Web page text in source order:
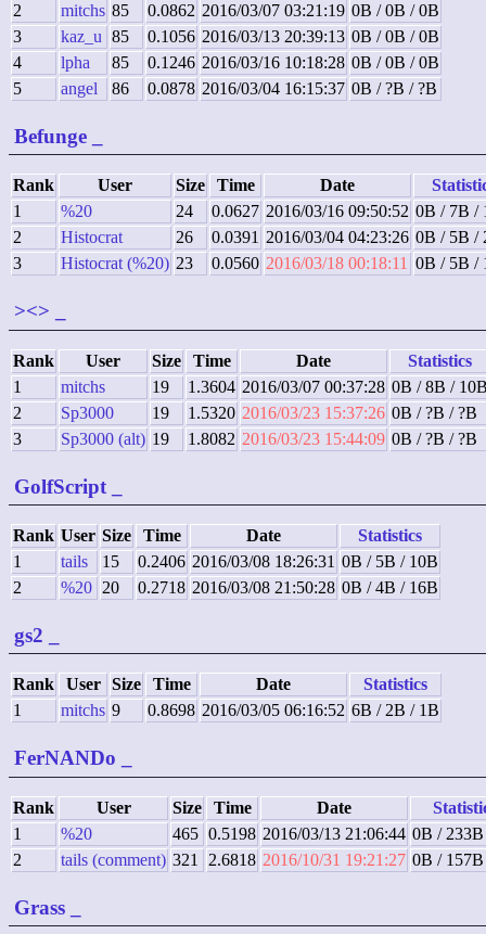
2
mitchs 85 0.0862 2016/03/07 03:21:19 0B / 0B / 0B
3
kaz_u 85 0.1056 2016/03/13 20:39:13 0B / 0B / 0B
4
lpha 85 0.1246 2016/03/16 10:18:28 0B / 0B / 0B
5
angel 86 0.0878 2016/03/04 16:15:37 0B / ?B / ?B
Befunge
Rank User Size Time Date
1
%20 24 0.0627 2016/03/16 09:50:52 0B / 7B /
2
Histocrat 26 0.0391 2016/03/04 04:23:26 0B / 5B /
3
Histocrat (%20) 23 0.0560 2016/03/18 00:18:11 0B / 5B /
><>
Rank User Size Time Date
Statistics
1
mitchs 19 1.3604 2016/03/07 00:37:28 0B / 8B /
2
Sp3000 19 1.5320 2016/03/23 15:37:26 0B / ?B / ?B
3
Sp3000 (alt) 19 1.8082 2016/03/23 15:44:09 0B / ?B / ?B
GolfScript
Rank User Size Time Date
Statistics
1
tails 15 0.2406 2016/03/08 18:26:31 0B / 5B / 10B
2
%20 20 0.2718 2016/03/08 21:50:28 0B / 4B / 16B
gs2
Rank User Size Time Date
Statistics
1
mitchs 9 0.8698 2016/03/05 06:16:52 6B / 2B / 1B
FerNANDo
Rank User Size Time Date
1
%20 465 0.5198 2016/03/13 21:06:44 0B /
2
tails (comment) 321 2.6818 2016/10/31 19:21:27 0B /
Grass